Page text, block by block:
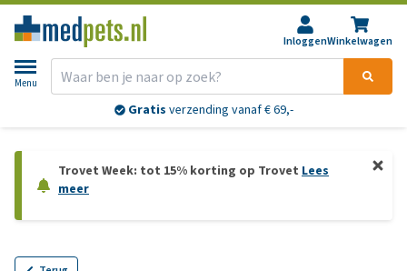
InloggenWinkelwagen
Menu
Gratis verzending vanaf € 69,-
Trovet Week: tot 15% korting op Trovet Lees
meer